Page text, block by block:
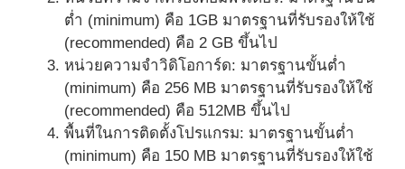
ต่ำ (minimum) คือ 1GB มาตรฐานที่รับรองให้ใช้
(recommended) คือ 2 GB ขึ้นไป
หน่วยความจำวิดิโอการ์ด: มาตรฐานขั้นต่ำ
(minimum) คือ 256 MB มาตรฐานที่รับรองให้ใช้
(recommended) คือ 512MB ขึ้นไป
พื้นที่ในการติดตั้งโปรแกรม: มาตรฐานขั้นต่ำ
(minimum) คือ 150 MB มาตรฐานที่รับรองให้ใช้